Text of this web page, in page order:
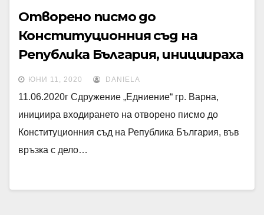
Отворено писмо до
Конституционния съд на
Република България, инициираха
от Сдружение „Единение“ гр.
Варна
ЮНИ 11, 2020 DANIELA
11.06.2020г Сдружение „Едниение“ гр. Варна,
инициира входирането на отворено писмо до
Конституционния съд на Република България, във
връзка с дело…